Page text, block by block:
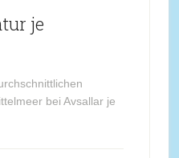
je
bei Avsallar je